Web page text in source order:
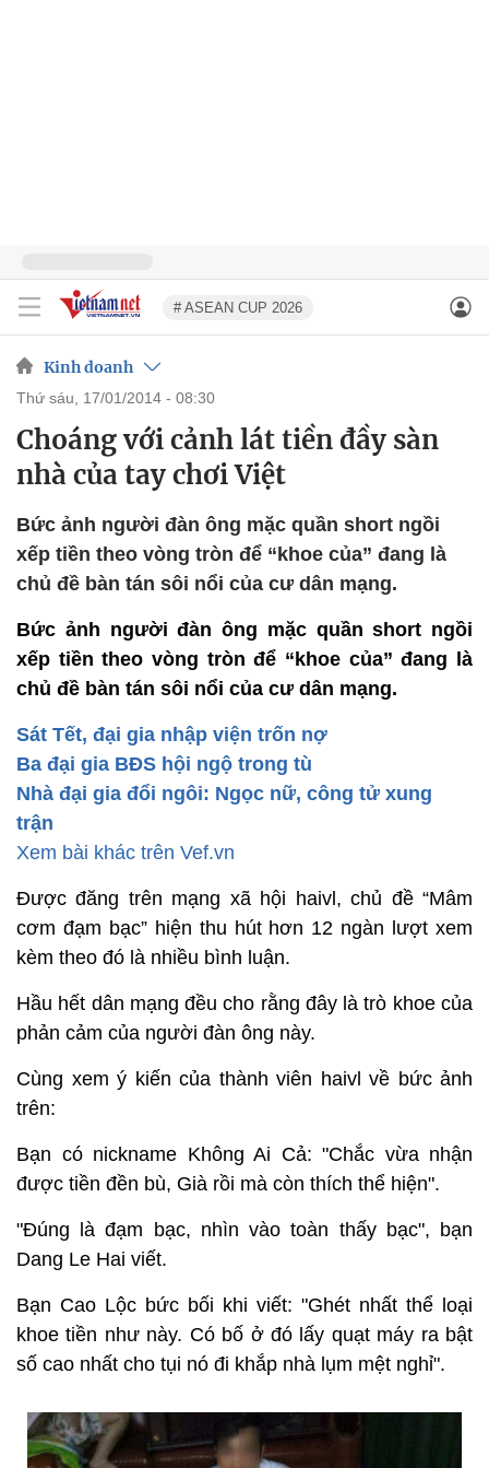
# ASEAN CUP 2026
Kinh doanh
thứ sáu, 17/01/2014 - 08:30
Choáng với cảnh lát tiền đầy sàn
nhà của tay chơi Việt
Bức ảnh người đàn ông mặc quần short ngồi
xếp tiền theo vòng tròn để “khoe của” đang là
chủ đề bàn tán sôi nổi của cư dân mạng.
Bức ảnh người đàn ông mặc quần short ngồi
xếp tiền theo vòng tròn để “khoe của” đang là
chủ đề bàn tán sôi nổi của cư dân mạng.
Sát Tết, đại gia nhập viện trốn nợ
Ba đại gia BĐS hội ngộ trong tù
Nhà đại gia đổi ngôi: Ngọc nữ, công tử xung
trận
Xem bài khác trên Vef.vn
Được đăng trên mạng xã hội haivl, chủ đề “Mâm
cơm đạm bạc” hiện thu hút hơn 12 ngàn lượt xem
kèm theo đó là nhiều bình luận.
Hầu hết dân mạng đều cho rằng đây là trò khoe của
phản cảm của người đàn ông này.
Cùng xem ý kiến của thành viên haivl về bức ảnh
trên:
Bạn có nickname Không Ai Cả: "Chắc vừa nhận
được tiền đền bù, Già rồi mà còn thích thể hiện".
"Đúng là đạm bạc, nhìn vào toàn thấy bạc", bạn
Dang Le Hai viết.
Bạn Cao Lộc bức bối khi viết: "Ghét nhất thể loại
khoe tiền như này. Có bố ở đó lấy quạt máy ra bật
số cao nhất cho tụi nó đi khắp nhà lụm mệt nghỉ".